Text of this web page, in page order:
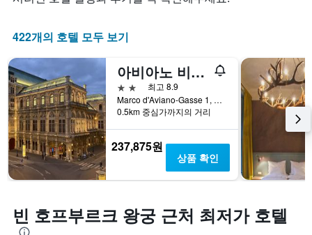
422개의 호텔 모두 보기
아비아노 비엔나
2성급
최고 8.9
Marco d'Aviano-Gasse 1, 빈, 빈, 오스트리아
0.5km 중심가까지의 거리
237,875원
상품 확인
빈 호프부르크 왕궁 근처 최저가 호텔